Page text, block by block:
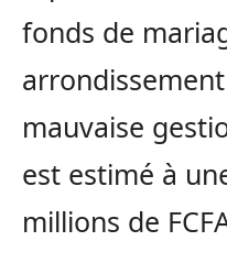
fonds de
mauvaise
est estimé à
millions de